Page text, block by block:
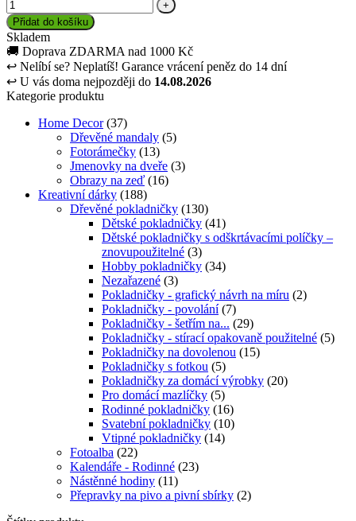
Přidat do košíku
Skladem
🚚 Doprava ZDARMA nad 1000 Kč
↩ Nelíbí se? Neplatíš! Garance vrácení peněz do 14 dní
↩ U vás doma nejpozději do 14.08.2026
Kategorie produktu
Home Decor (37)
Dřevěné mandaly (5)
Fotorámečky (13)
Jmenovky na dveře (3)
Obrazy na zeď (16)
Kreativní dárky (188)
Dřevěné pokladničky (130)
Dětské pokladničky (41)
Dětské pokladničky s odškrtávacími políčky –
znovupoužitelné (3)
Hobby pokladničky (34)
Nezařazené (3)
Pokladničky - grafický návrh na míru (2)
Pokladničky - povolání (7)
Pokladničky - šetřím na... (29)
Pokladničky - stírací opakovaně použitelné (5)
Pokladničky na dovolenou (15)
Pokladničky s fotkou (5)
Pokladničky za domácí výrobky (20)
Pro domácí mazlíčky (5)
Rodinné pokladničky (16)
Svatební pokladničky (10)
Vtipné pokladničky (14)
Fotoalba (22)
Kalendáře - Rodinné (23)
Nástěnné hodiny (11)
Přepravky na pivo a pivní sbírky (2)